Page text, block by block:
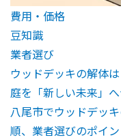
費用・価格
豆知識
業者選び
ウッドデッキの解体
庭を「新しい未来」
八尾市でウッドデッ
順、業者選びのポイ